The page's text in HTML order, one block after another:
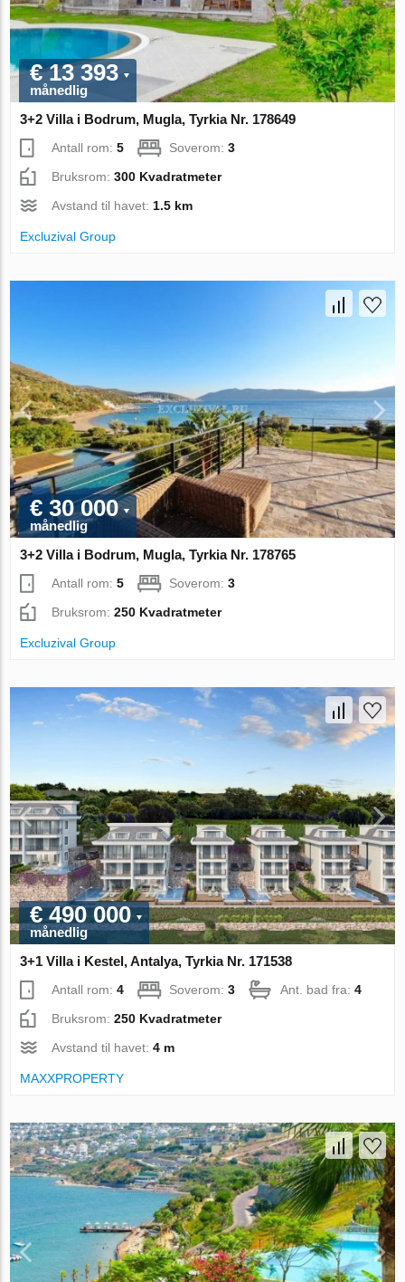
€ 13 393
månedlig
3+2 Villa i Bodrum, Mugla, Tyrkia Nr. 178649
Antall rom:5 Soverom:3
Bruksrom:300 Kvadratmeter
Avstand til havet:1.5 km
Excluzival Group
€ 30 000
månedlig
3+2 Villa i Bodrum, Mugla, Tyrkia Nr. 178765
Antall rom:5 Soverom:3
Bruksrom:250 Kvadratmeter
Excluzival Group
€ 490 000
månedlig
3+1 Villa i Kestel, Antalya, Tyrkia Nr. 171538
Antall rom:4 Soverom:3 Ant. bad fra:4
Bruksrom:250 Kvadratmeter
Avstand til havet:4 m
MAXXPROPERTY